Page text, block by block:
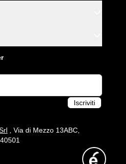
Iscriviti
, Via di Mezzo 13ABC,